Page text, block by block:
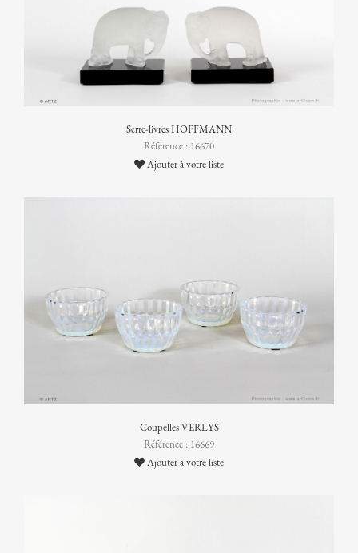
Serre-livres HOFFMANN
Référence : 16670
Ajouter à votre liste
Coupelles VERLYS
Référence : 16669
Ajouter à votre liste